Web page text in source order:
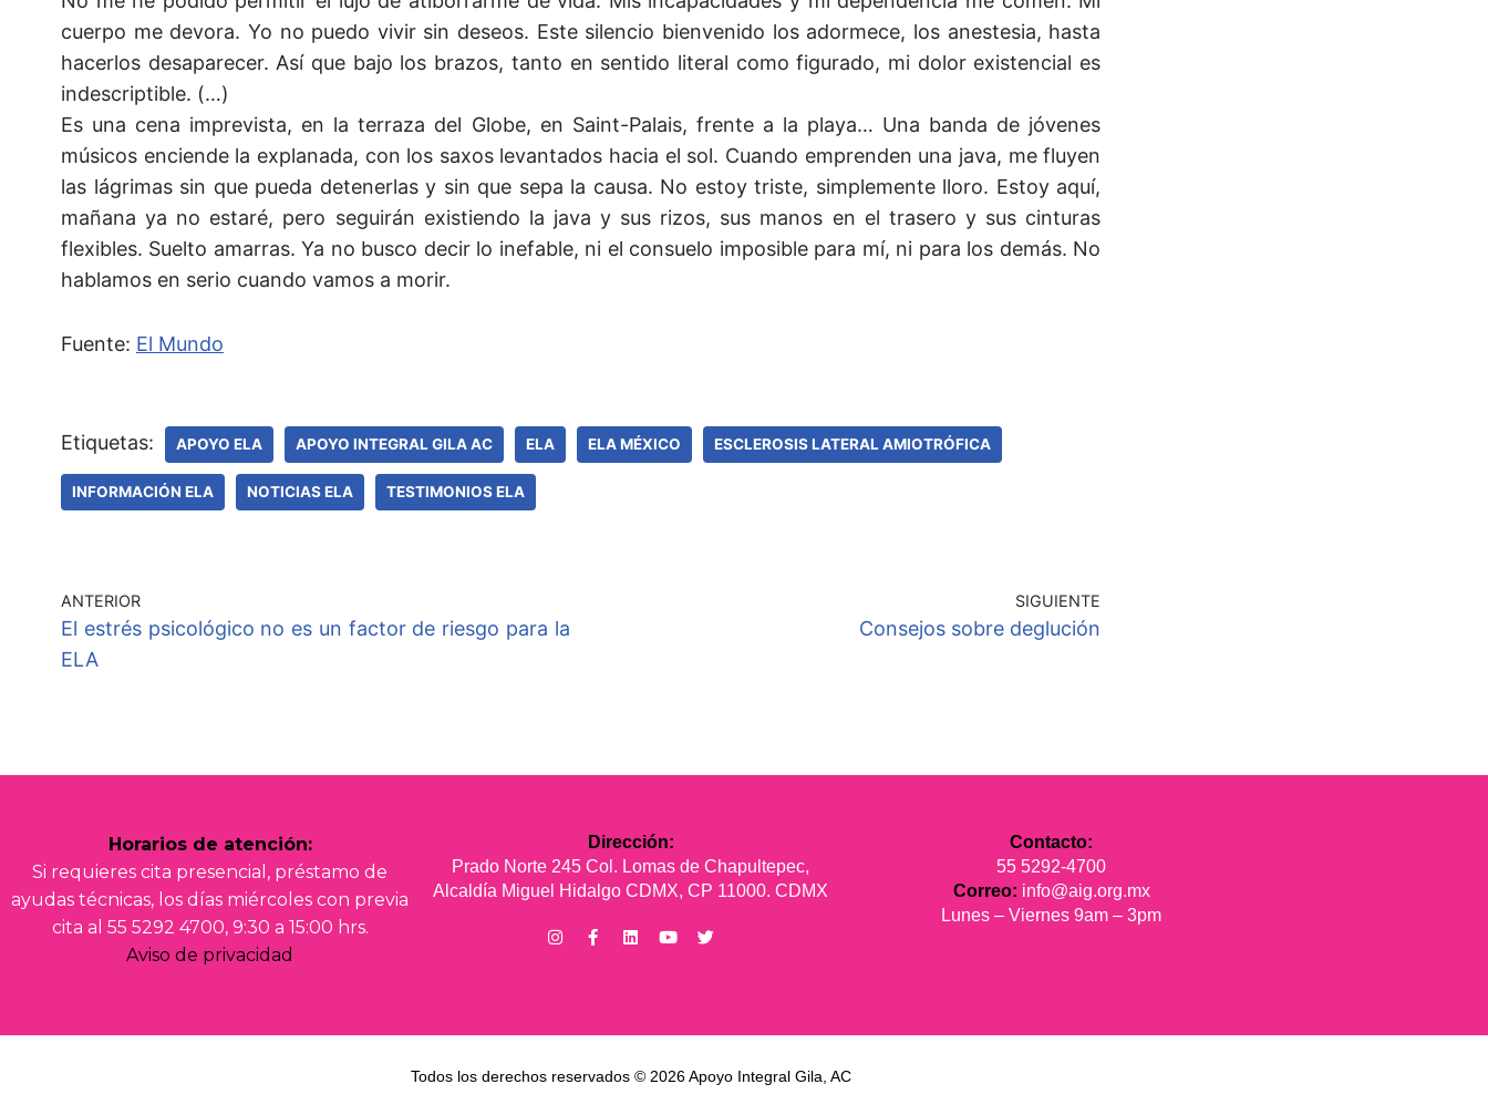
cuerpo me devora. Yo no puedo vivir sin deseos. Este silencio bienvenido los adormece, los anestesia, hasta
hacerlos desaparecer. Así que bajo los brazos, tanto en sentido literal como figurado, mi dolor existencial es
indescriptible. (…)
Es una cena imprevista, en la terraza del Globe, en Saint-Palais, frente a la playa… Una banda de jóvenes
músicos enciende la explanada, con los saxos levantados hacia el sol. Cuando emprenden una java, me fluyen
las lágrimas sin que pueda detenerlas y sin que sepa la causa. No estoy triste, simplemente lloro. Estoy aquí,
mañana ya no estaré, pero seguirán existiendo la java y sus rizos, sus manos en el trasero y sus cinturas
flexibles. Suelto amarras. Ya no busco decir lo inefable, ni el consuelo imposible para mí, ni para los demás. No
hablamos en serio cuando vamos a morir.
Fuente: El Mundo
Etiquetas: APOYO ELA APOYO INTEGRAL GILA AC ELA ELA MÉXICO ESCLEROSIS LATERAL AMIOTRÓFICA
INFORMACIÓN ELA NOTICIAS ELA TESTIMONIOS ELA
ANTERIOR
El estrés psicológico no es un factor de riesgo para la
ELA
SIGUIENTE
Consejos sobre deglución
Horarios de atención:
Si requieres cita presencial, préstamo de
ayudas técnicas, los días miércoles con previa
cita al 55 5292 4700, 9:30 a 15:00 hrs.
Aviso de privacidad
Dirección:
Prado Norte 245 Col. Lomas de Chapultepec,
Alcaldía Miguel Hidalgo CDMX, CP 11000. CDMX
Contacto:
55 5292-4700
Correo: info@aig.org.mx
Lunes – Viernes 9am – 3pm
Todos los derechos reservados © 2026 Apoyo Integral Gila, AC